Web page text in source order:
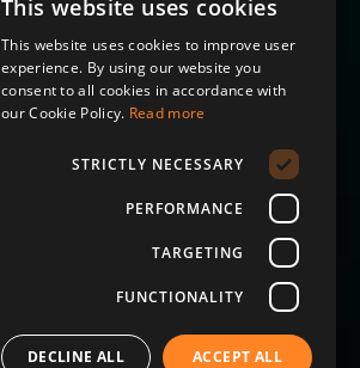
This website uses cookies
This website uses cookies to improve user
experience. By using our website you
consent to all cookies in accordance with
our Cookie Policy. Read more
STRICTLY NECESSARY
PERFORMANCE
TARGETING
FUNCTIONALITY
ACCEPT ALL
DECLINE ALL